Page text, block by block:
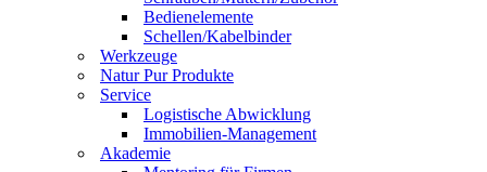
Bedienelemente
Schellen/Kabelbinder
Werkzeuge
Natur Pur Produkte
Service
Logistische Abwicklung
Immobilien-Management
Akademie